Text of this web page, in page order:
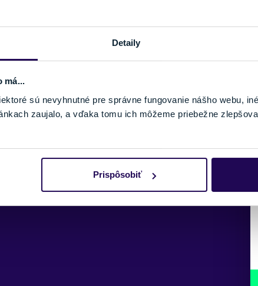
Detaily
má...
sú nevyhnutné pre správne fungovanie nášho webu,
zaujalo, a vďaka tomu ich môžeme priebežne
Prispôsobiť